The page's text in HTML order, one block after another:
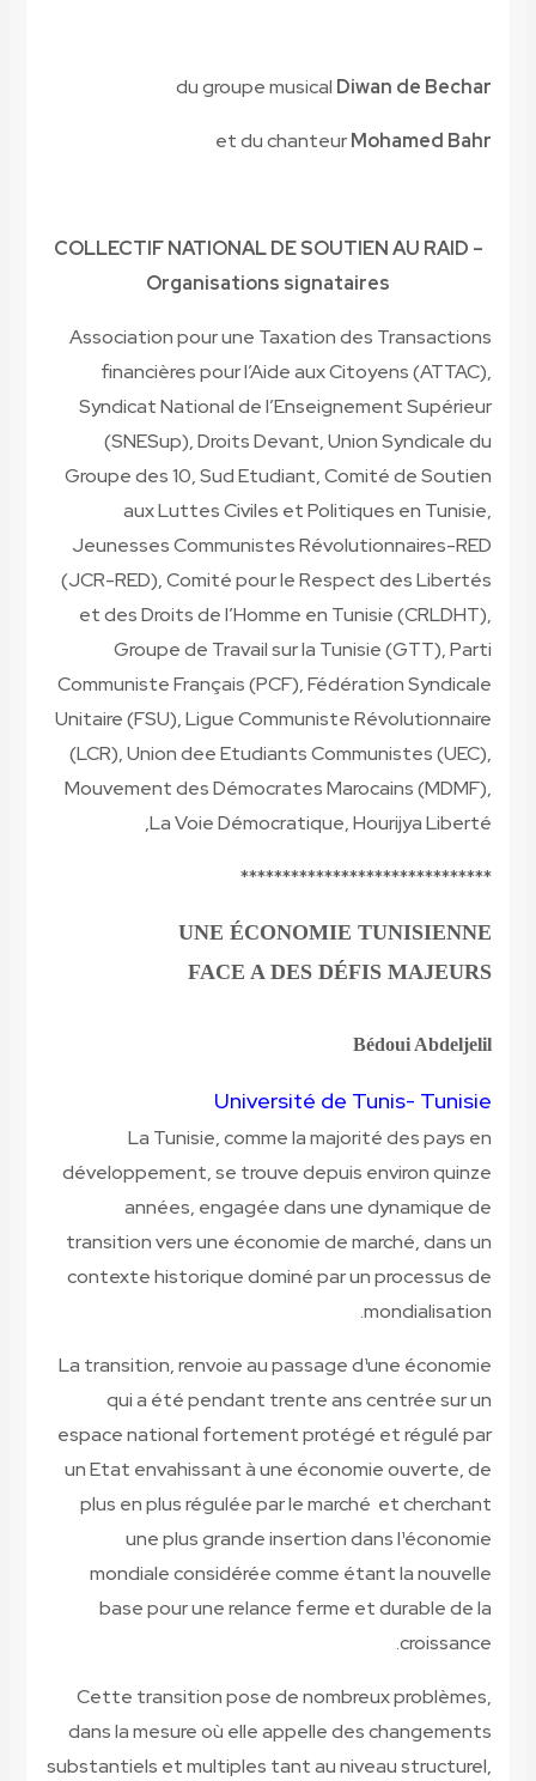
du groupe musical Diwan de Bechar
et du chanteurMohamed Bahr
COLLECTIF NATIONAL DE SOUTIEN AU RAID –
Organisations signataires
Association pour une Taxation des Transactions
financières pour l’Aide aux Citoyens (ATTAC),
Syndicat National de l’Enseignement Supérieur
(SNESup), Droits Devant, Union Syndicale du
Groupe des 10, Sud Etudiant, Comité de Soutien
aux Luttes Civiles et Politiques en Tunisie,
Jeunesses Communistes Révolutionnaires-RED
(JCR-RED), Comité pour le Respect des Libertés
et des Droits de l’Homme en Tunisie (CRLDHT),
Groupe de Travail sur la Tunisie (GTT), Parti
Communiste Français (PCF), Fédération Syndicale
Unitaire (FSU), Ligue Communiste Révolutionnaire
(LCR), Union dee Etudiants Communistes (UEC),
Mouvement des Démocrates Marocains (MDMF),
La Voie Démocratique, Hourijya Liberté,
******************************
UNE ÉCONOMIE TUNISIENNE
FACE A DES DÉFIS MAJEURS
Bédoui Abdeljelil
Université de Tunis- Tunisie
La Tunisie, comme la majorité des pays en
développement, se trouve depuis environ quinze
années, engagée dans une dynamique de
transition vers une économie de marché, dans un
contexte historique dominé par un processus de
mondialisation.
La transition, renvoie au passage d¹une économie
qui a été pendant trente ans centrée sur un
espace national fortement protégé et régulé par
un Etat envahissant à une économie ouverte, de
plus en plus régulée par le marché et cherchant
une plus grande insertion dans l¹économie
mondiale considérée comme étant la nouvelle
base pour une relance ferme et durable de la
croissance.
Cette transition pose de nombreux problèmes,
dans la mesure où elle appelle des changements
substantiels et multiples tant au niveau structurel,